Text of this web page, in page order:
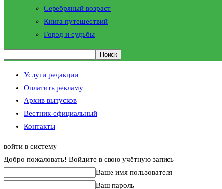
Серебряный возраст
Книга путешествий
Город и судьбы
Услуги редакции
Оплатить рекламу
Архив выпусков
Вестник-официальный
Контакты
войти в систему
Добро пожаловать! Войдите в свою учётную запись
Ваше имя пользователя
Ваш пароль